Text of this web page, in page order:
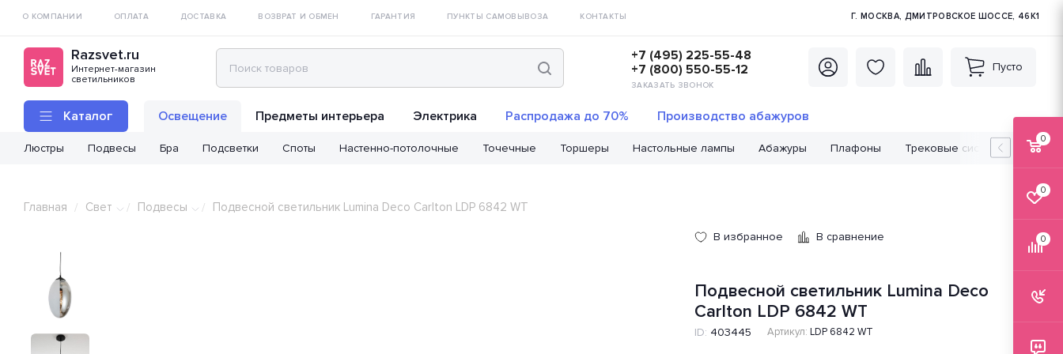
О КОМПАНИИ ОПЛАТА ДОСТАВКА ВОЗВРАТ И ОБМЕН ГАРАНТИЯ ПУНКТЫ САМОВЫВОЗА КОНТАКТЫ Г. МОСКВА, ДМИТРОВСКОЕ ШОССЕ, 46К1
Razsvet.ru
Интернет-магазин
светильников
+7 (495) 225-55-48
+7 (800) 550-55-12
ЗАКАЗАТЬ ЗВОНОК
Пусто
Каталог Освещение
Люстры Подвесы Бра Подсветки Споты Настенно-потолочные Точечные Торшеры Настольные лампы Абажуры Плафоны Трековые системы
Предметы интерьера Электрика Распродажа до 70% Производство абажуров
Главная / Свет / Подвесы / Подвесной светильник Lumina Deco Carlton LDP 6842 WT
В избранное В сравнение
Подвесной светильник Lumina Deco
Carlton LDP 6842 WT
ID: 403445 Артикул: LDP 6842 WT
0
0
0